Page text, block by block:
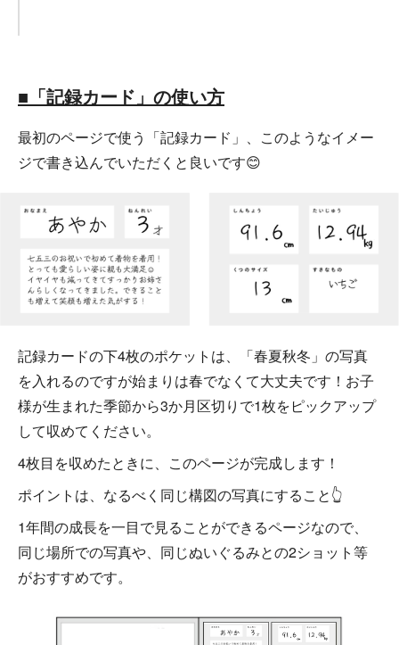
■「記録カード」の使い方
最初のページで使う「記録カード」、このようなイメー
ジで書き込んでいただくと良いです😊
記録カードの下4枚のポケットは、「春夏秋冬」の写真
を入れるのですが始まりは春でなくて大丈夫です！お子
様が生まれた季節から3か月区切りで1枚をピックアップ
して収めてください。
4枚目を収めたときに、このページが完成します！
ポイントは、なるべく同じ構図の写真にすること👆
1年間の成長を一目で見ることができるページなので、
同じ場所での写真や、同じぬいぐるみとの2ショット等
がおすすめです。